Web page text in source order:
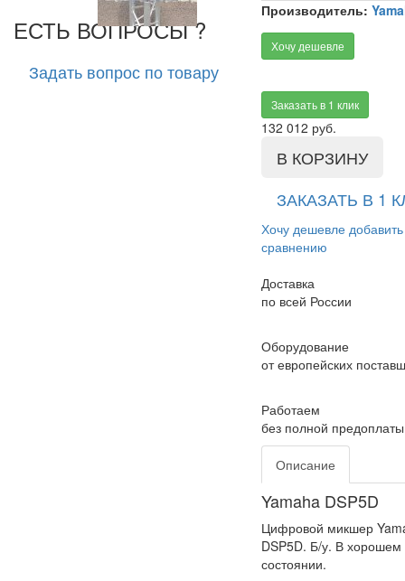
ЕСТЬ ВОПРОСЫ ?
Задать вопрос по товару
Производитель:
Хочу дешевле
Заказать в 1 клик
132 012 руб.
В КОРЗИНУ
ЗАКАЗАТЬ В 1
Хочу дешевле
сравнению
Доставка
по всей России
Оборудование
от европейских
Работаем
без полной предоплаты
Описание
Yamaha DSP5D
Цифровой микшер
DSP5D. Б/у. В хорошем
состоянии.